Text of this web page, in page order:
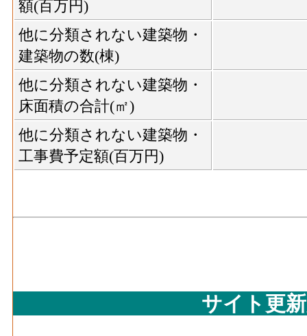
額(百万円)
他に分類されない建築物・
建築物の数(棟)
他に分類されない建築物・
床面積の合計(㎡)
他に分類されない建築物・
工事費予定額(百万円)
サイト更